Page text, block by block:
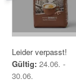
Leider verpasst!
Gültig: 24.06. -
30.06.